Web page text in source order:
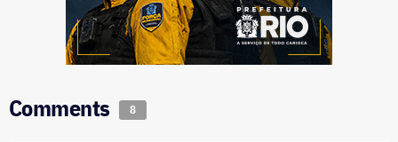
Comments 8